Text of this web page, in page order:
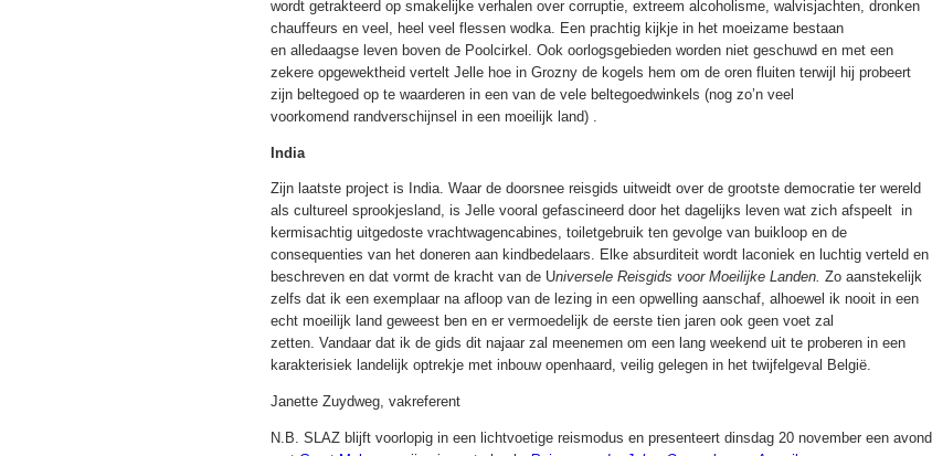
wordt getrakteerd op smakelijke verhalen over corruptie, extreem alcoholisme, walvisjachten, dronken
chauffeurs en veel, heel veel flessen wodka. Een prachtig kijkje in het moeizame bestaan
en alledaagse leven boven de Poolcirkel. Ook oorlogsgebieden worden niet geschuwd en met een
zekere opgewektheid vertelt Jelle hoe in Grozny de kogels hem om de oren fluiten terwijl hij probeert
zijn beltegoed op te waarderen in een van de vele beltegoedwinkels (nog zo’n veel
voorkomend randverschijnsel in een moeilijk land) .
India
Zijn laatste project is India. Waar de doorsnee reisgids uitweidt over de grootste democratie ter wereld
als cultureel sprookjesland, is Jelle vooral gefascineerd door het dagelijks leven wat zich afspeelt in
kermisachtig uitgedoste vrachtwagencabines, toiletgebruik ten gevolge van buikloop en de
consequenties van het doneren aan kindbedelaars. Elke absurditeit wordt laconiek en luchtig verteld en
beschreven en dat vormt de kracht van de Universele Reisgids voor Moeilijke Landen. Zo aanstekelijk
zelfs dat ik een exemplaar na afloop van de lezing in een opwelling aanschaf, alhoewel ik nooit in een
echt moeilijk land geweest ben en er vermoedelijk de eerste tien jaren ook geen voet zal
zetten. Vandaar dat ik de gids dit najaar zal meenemen om een lang weekend uit te proberen in een
karakterisiek landelijk optrekje met inbouw openhaard, veilig gelegen in het twijfelgeval België.
Janette Zuydweg, vakreferent
N.B. SLAZ blijft voorlopig in een lichtvoetige reismodus en presenteert dinsdag 20 november een avond